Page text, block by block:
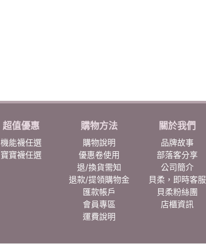
超值優惠
機能襪任選
寶寶襪任選
購物方法
購物說明
優惠卷使用
退/換貨需知
退款/提領購物金
匯款帳戶
會員專區
運費說明
關於我們
品牌故事
部落客分享
公司簡介
貝柔，即時客服
貝柔粉絲團
店櫃資訊